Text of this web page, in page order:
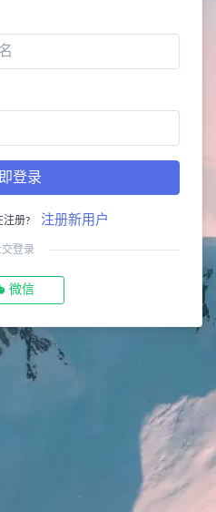
登录
注册? 注册新用户
交登录
微信